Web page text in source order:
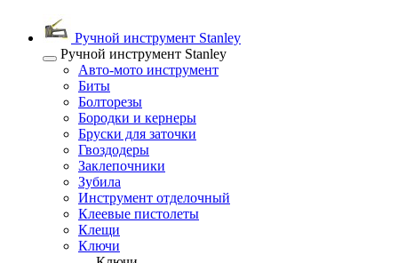
Ручной инструмент Stanley
Ручной инструмент Stanley
Авто-мото инструмент
Биты
Болторезы
Бородки и кернеры
Бруски для заточки
Гвоздодеры
Заклепочники
Зубила
Инструмент отделочный
Клеевые пистолеты
Клещи
Ключи